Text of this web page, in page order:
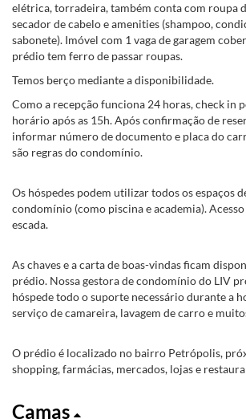
elétrica, torradeira, também conta com roupa
secador de cabelo e amenities (shampoo,
sabonete). Imóvel com 1 vaga de garagem
prédio tem ferro de passar roupas.
Temos berço mediante a disponibilidade.
Como a recepção funciona 24 horas, check in
horário após as 15h. Após confirmação de
informar número de documento e placa do
são regras do condomínio.
Os hóspedes podem utilizar todos os espaços
condomínio (como piscina e academia).
escada.
As chaves e a carta de boas-vindas ficam
prédio. Nossa gestora de condomínio do LIV
hóspede todo o suporte necessário durante a
serviço de camareira, lavagem de carro e
O prédio é localizado no bairro Petrópolis,
shopping, farmácias, mercados, lojas e
Camas